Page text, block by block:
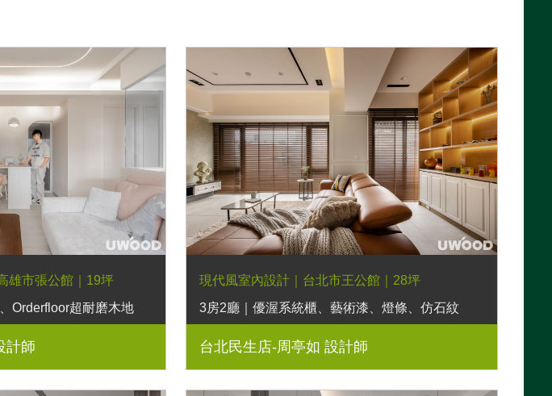
雄市張公館｜19坪
Orderfloor超耐磨木地
幾何地板、玻璃滑門、
計師
現代風室內設計｜台北市王公館｜28坪
3房2廳｜優渥系統櫃、藝術漆、燈條、仿石紋
板、格柵板、造型磁磚、木作線板牆、黑鏡、鋁方
管、百葉窗簾
台北民生店-周亭如 設計師